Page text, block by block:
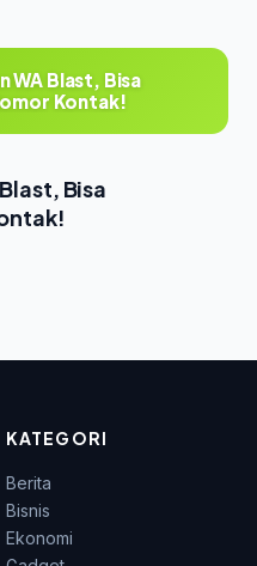
WA Blast, Bisa
Kontak!
Bisa
KATEGORI
Berita
Bisnis
Ekonomi